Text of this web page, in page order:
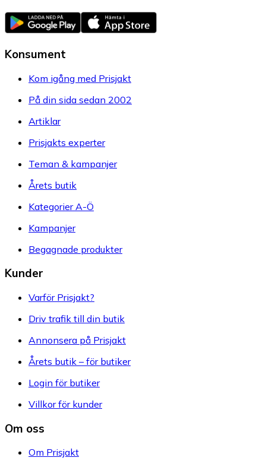
Konsument
Kom igång med Prisjakt
På din sida sedan 2002
Artiklar
Prisjakts experter
Teman & kampanjer
Årets butik
Kategorier A-Ö
Kampanjer
Begagnade produkter
Kunder
Varför Prisjakt?
Driv trafik till din butik
Annonsera på Prisjakt
Årets butik – för butiker
Login för butiker
Villkor för kunder
Om oss
Om Prisjakt